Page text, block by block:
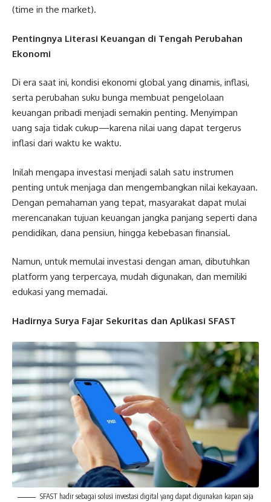
(time in the market).
Pentingnya Literasi Keuangan di Tengah Perubahan
Ekonomi
Di era saat ini, kondisi ekonomi global yang dinamis, inflasi,
serta perubahan suku bunga membuat pengelolaan
keuangan pribadi menjadi semakin penting. Menyimpan
uang saja tidak cukup—karena nilai uang dapat tergerus
inflasi dari waktu ke waktu.
Inilah mengapa investasi menjadi salah satu instrumen
penting untuk menjaga dan mengembangkan nilai kekayaan.
Dengan pemahaman yang tepat, masyarakat dapat mulai
merencanakan tujuan keuangan jangka panjang seperti dana
pendidikan, dana pensiun, hingga kebebasan finansial.
Namun, untuk memulai investasi dengan aman, dibutuhkan
platform yang terpercaya, mudah digunakan, dan memiliki
edukasi yang memadai.
Hadirnya Surya Fajar Sekuritas dan Aplikasi SFAST
SFAST hadir sebagai solusi investasi digital yang dapat digunakan kapan saja